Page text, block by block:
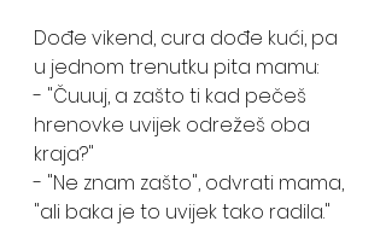
Dođe vikend, cura dođe kući, pa
u jednom trenutku pita mamu:
- "Čuuuj, a zašto ti kad pečeš
hrenovke uvijek odrežeš oba
kraja?"
- "Ne znam zašto", odvrati mama,
"ali baka je to uvijek tako radila."